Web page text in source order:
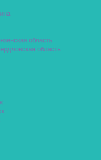
область
область